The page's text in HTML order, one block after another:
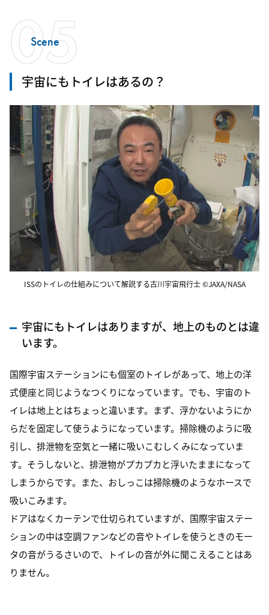
05
Scene
宇宙にもトイレはあるの？
ISSのトイレの仕組みについて解説する古川宇宙飛行士 ©JAXA/NASA
宇宙にもトイレはありますが、地上のものとは違
います。
国際宇宙ステーションにも個室のトイレがあって、地上の洋
式便座と同じようなつくりになっています。でも、宇宙のト
イレは地上とはちょっと違います。まず、浮かないようにか
らだを固定して使うようになっています。掃除機のように吸
引し、排泄物を空気と一緒に吸いこむしくみになっていま
す。そうしないと、排泄物がプカプカと浮いたままになって
しまうからです。また、おしっこは掃除機のようなホースで
吸いこみます。
ドアはなくカーテンで仕切られていますが、国際宇宙ステー
ションの中は空調ファンなどの音やトイレを使うときのモー
タの音がうるさいので、トイレの音が外に聞こえることはあ
りません。